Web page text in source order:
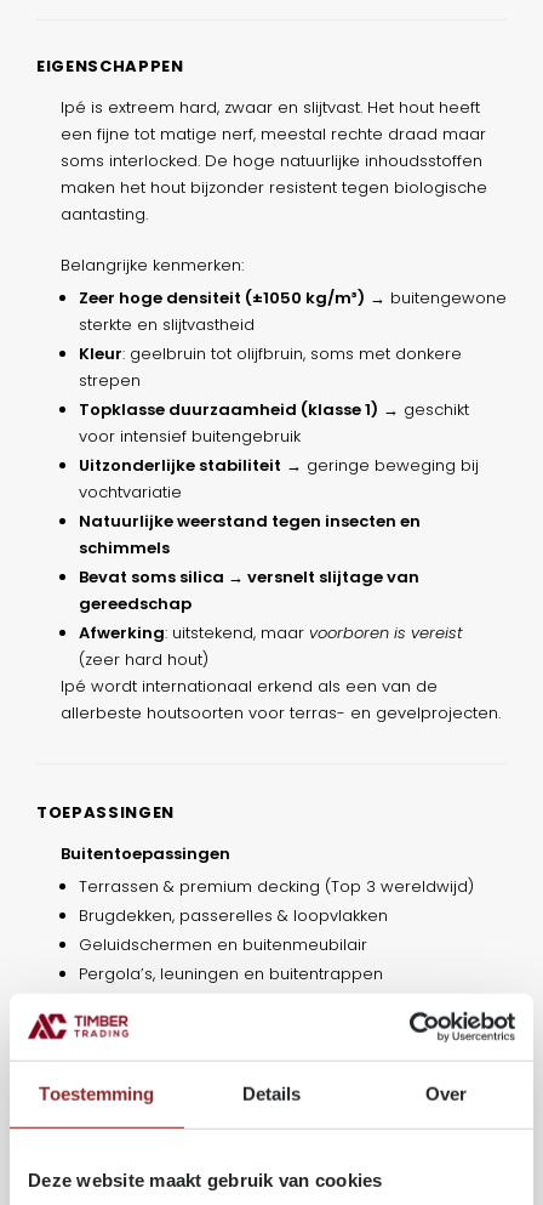
Toestemming Details Over
Deze website maakt gebruik van cookies
EIGENSCHAPPEN
Ipé is extreem hard, zwaar en slijtvast. Het hout heeft
een fijne tot matige nerf, meestal rechte draad maar
soms interlocked. De hoge natuurlijke inhoudsstoffen
maken het hout bijzonder resistent tegen biologische
aantasting.
Belangrijke kenmerken:
Zeer hoge densiteit (±1050 kg/m³) → buitengewone
sterkte en slijtvastheid
Kleur: geelbruin tot olijfbruin, soms met donkere
strepen
Topklasse duurzaamheid (klasse 1) → geschikt
voor intensief buitengebruik
Uitzonderlijke stabiliteit → geringe beweging bij
vochtvariatie
Natuurlijke weerstand tegen insecten en
schimmels
Bevat soms silica → versnelt slijtage van
gereedschap
Afwerking: uitstekend, maar voorboren is vereist
(zeer hard hout)
Ipé wordt internationaal erkend als een van de
allerbeste houtsoorten voor terras- en gevelprojecten.
TOEPASSINGEN
Buitentoepassingen
Terrassen & premium decking (Top 3 wereldwijd)
Brugdekken, passerelles & loopvlakken
Geluidschermen en buitenmeubilair
Pergola’s, leuningen en buitentrappen
Zware constructies, stadsmeubilair en commerciële
projecten
Interieurtoepassingen
Hoogwaardig maatwerk